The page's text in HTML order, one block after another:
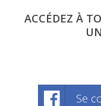
ACCÉDEZ À
Se